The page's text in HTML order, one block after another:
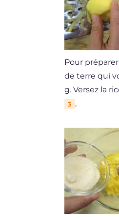
Pour
de terre qui
g. Versez la
3 ,